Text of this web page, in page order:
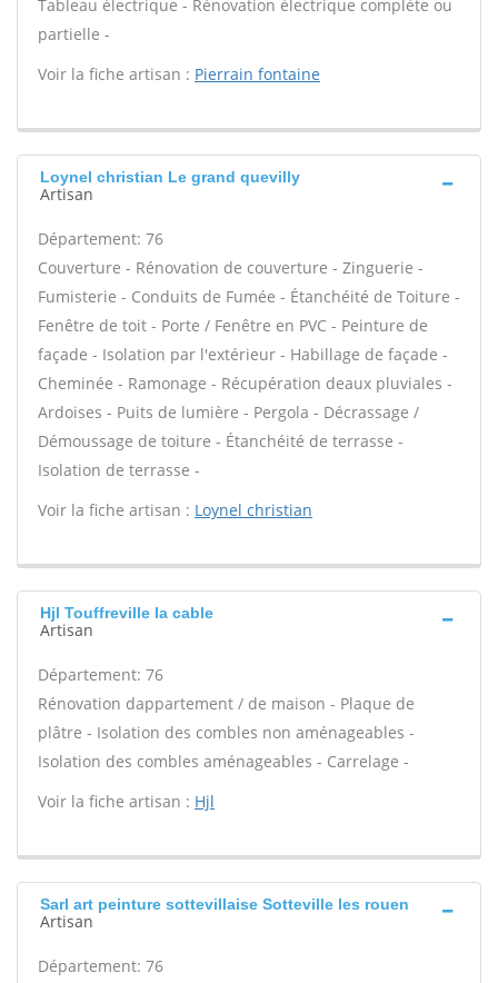
Tableau électrique - Rénovation électrique complète ou
partielle -
Voir la fiche artisan : Pierrain fontaine
Loynel christian Le grand quevilly
Artisan
Département: 76
Couverture - Rénovation de couverture - Zinguerie -
Fumisterie - Conduits de Fumée - Étanchéité de Toiture -
Fenêtre de toit - Porte / Fenêtre en PVC - Peinture de
façade - Isolation par l'extérieur - Habillage de façade -
Cheminée - Ramonage - Récupération deaux pluviales -
Ardoises - Puits de lumière - Pergola - Décrassage /
Démoussage de toiture - Étanchéité de terrasse -
Isolation de terrasse -
Voir la fiche artisan : Loynel christian
Hjl Touffreville la cable
Artisan
Département: 76
Rénovation dappartement / de maison - Plaque de
plâtre - Isolation des combles non aménageables -
Isolation des combles aménageables - Carrelage -
Voir la fiche artisan : Hjl
Sarl art peinture sottevillaise Sotteville les rouen
Artisan
Département: 76